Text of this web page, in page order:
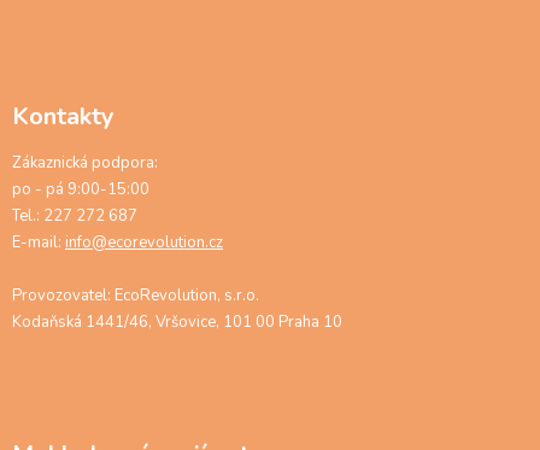
Kontakty
Zákaznická podpora:
po - pá 9:00-15:00
Tel.: 227 272 687
E-mail: info@ecorevolution.cz
Provozovatel: EcoRevolution, s.r.o.
Kodaňská 1441/46, Vršovice, 101 00 Praha 10